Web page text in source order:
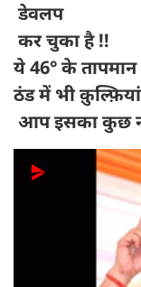
डेवलप
कर चुका है !!
ये 46° के
ठंड में भी
आप इसका कुछ